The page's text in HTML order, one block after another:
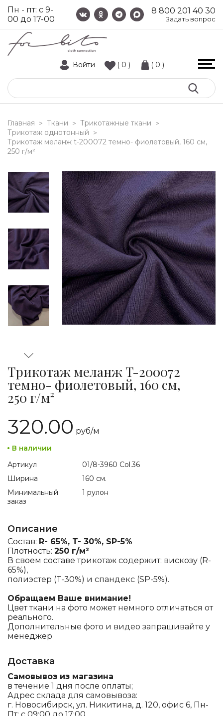
8 800 201 40 30
Задать вопрос
Пн - пт: с 9-
00 до 17-00
Войти ( 0 ) ( 0 )
Главная > Ткани > Трикотажные ткани >
Трикотаж однотонный >
трикотаж меланж t-200072 темно- фиолетовый, 160 см,
250 г/м²
Трикотаж меланж T-200072
темно- фиолетовый, 160 см,
250 г/м²
320.00 руб/м
В наличии
Артикул
01/8-3960 Col.36
Ширина
160 см.
Минимальный
заказ
1 рулон
Описание
Состав: R- 65%, T- 30%, SP-5%
Плотность: 250 г/м²
В своем составе трикотаж содержит: вискозу (R-
65%),
полиэстер (T-30%) и спандекс (SP-5%).
Обращаем Ваше внимание!
Цвет ткани на фото может немного отличаться от
реального.
Дополнительные фото и видео запрашивайте у
менеджер
Доставка
Самовывоз из магазина
в течение 1 дня после оплаты;
Адрес склада для самовывоза:
г. Новосибирск, ул. Никитина, д. 120, офис 6, Пн-